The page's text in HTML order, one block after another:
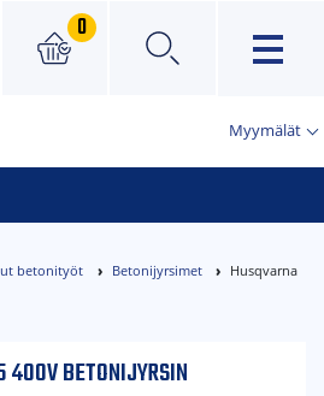
0
×
Myymälät
betonityöt Betonijyrsimet
Husqvarna
400V BETONIJYRSIN